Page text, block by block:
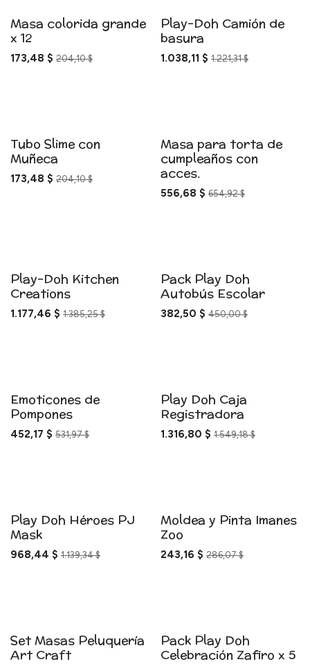
Masa colorida grande
x 12
173,48 $ 204,10$
Play-Doh Camión de
basura
1.038,11 $ 1.221,31$
Tubo Slime con
Muñeca
173,48 $ 204,10$
Masa para torta de
cumpleaños con
acces.
556,68 $ 654,92$
Play-Doh Kitchen
Creations
1.177,46 $ 1.385,25$
Pack Play Doh
Autobús Escolar
382,50 $ 450,00$
Emoticones de
Pompones
452,17 $ 531,97$
Play Doh Caja
Registradora
1.316,80 $ 1.549,18$
Play Doh Héroes PJ
Mask
968,44 $ 1.139,34$
Moldea y Pinta Imanes
Zoo
243,16 $ 286,07$
Set Masas Peluquería
Art Craft
Pack Play Doh
Celebración Zafiro x 5